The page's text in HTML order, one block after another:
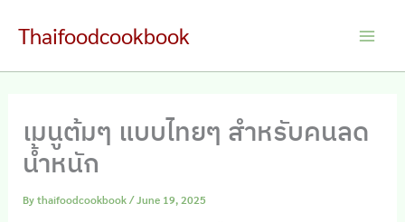
Thaifoodcookbook
เมนูต้มๆ แบบไทยๆ สำหรับคนลด
น้ำหนัก
Bythaifoodcookbook/June 19, 2025